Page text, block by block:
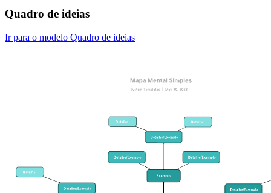
Quadro de ideias
Ir para o modelo Quadro de ideias